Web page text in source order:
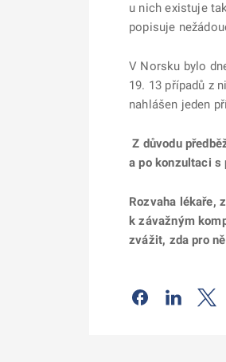
u nich existuje
popisuje
V Norsku bylo
19. 13 případů z
nahlášen jeden
Z důvodu
a po konzultaci
Rozvaha lékaře,
k závažným
zvážit, zda pro
Odkaz se